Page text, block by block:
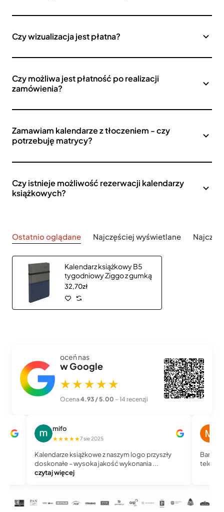
Czy wizualizacja jest płatna?
Czy możliwa jest płatność po realizacji
zamówienia?
Zamawiam kalendarze z tłoczeniem - czy
potrzebuję matrycy?
Czy istnieje możliwość rezerwacji kalendarzy
książkowych?
Ostatnio oglądane Najczęściej wyświetlane
Kalendarz książkowy B5
tygodniowy Ziggo z gumką
32,70zł
oceń nas
w Google
★★★★★
Ocena 4.93 / 5.00 – 14 recenzji
mifo
★★★★★7 sie 2025
Kalendarze książkowe z naszym logo przyszły
doskonałe – wysoka jakość wykonania ...
czytaj więcej
Bardzo